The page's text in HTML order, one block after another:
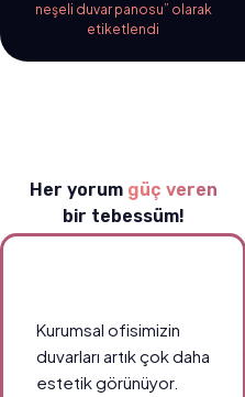
neşeli duvar panosu” olarak
etiketlendi
Her yorum güç veren
bir tebessüm!
Kurumsal ofisimizin
duvarları artık çok daha
estetik görünüyor.